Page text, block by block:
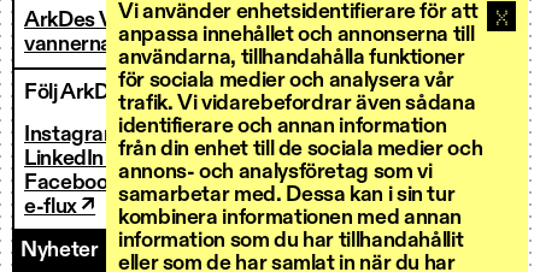
Vi använder enhetsidentifierare för att
anpassa innehållet och annonserna till
användarna, tillhandahålla funktioner
för sociala medier och analysera vår
trafik. Vi vidarebefordrar även sådana
identifierare och annan information
från din enhet till de sociala medier och
annons- och analysföretag som vi
samarbetar med. Dessa kan i sin tur
kombinera informationen med annan
information som du har tillhandahållit
eller som de har samlat in när du har
ArkDes Vänner
vannerna@arkdes.se
Följ ArkDes
Instagram ↗
LinkedIn ↗
Facebook ↗
e-flux ↗
Nyheter
Kontakt Personal Fakturering